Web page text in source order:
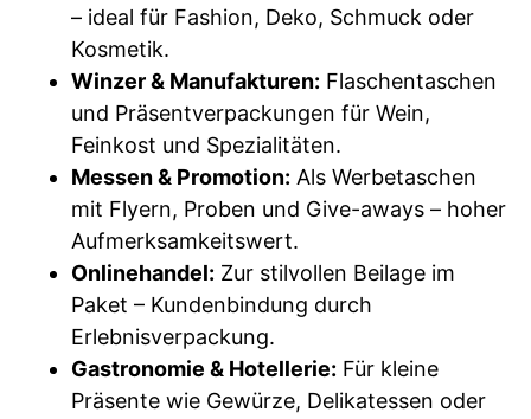
– ideal für Fashion, Deko, Schmuck oder
Kosmetik.
Winzer & Manufakturen: Flaschentaschen
und Präsentverpackungen für Wein,
Feinkost und Spezialitäten.
Messen & Promotion: Als Werbetaschen
mit Flyern, Proben und Give-aways – hoher
Aufmerksamkeitswert.
Onlinehandel: Zur stilvollen Beilage im
Paket – Kundenbindung durch
Erlebnisverpackung.
Gastronomie & Hotellerie: Für kleine
Präsente wie Gewürze, Delikatessen oder